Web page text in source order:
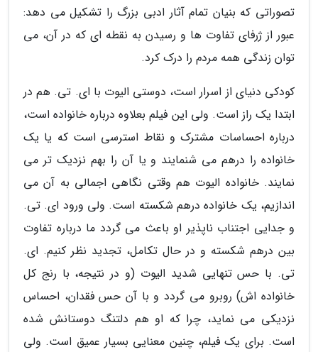
تصوراتی که بنیان تمام آثار ادبی بزرگ را تشکیل می دهد:
عبور از ژرفای تفاوت ها و رسیدن به نقطه ای که در آن، می
توان زندگی همه مردم را درک کرد.
کودکی دنیای از اسرار است، دوستی الیوت با ای. تی. هم در
ابتدا یک راز است. ولی این فیلم بعلاوه درباره خانواده است،
درباره احساسات مشترک و نقاط استرسی است که یا یک
خانواده را درهم می شنمایند و یا آن را بهم نزدیک تر می
نمایند. خانواده الیوت هم وقتی نگاهی اجمالی به آن می
اندازیم، یک خانواده درهم شکسته است. ولی ورود ای. تی.
و جدایی اجتناب ناپذیر او باعث می گردد ما درباره تفاوت
بین درهم شکسته و در حال تکامل، تجدید نظر کنیم. ای.
تی. با حس تنهایی شدید الیوت (و در نتیجه، با رنج کل
خانواده اش) روبرو می گردد و با آن حس فقدان، احساس
نزدیکی می نماید، چرا که او هم دلتنگ دوستانش شده
است. برای یک فیلم، چنین معنایی بسیار عمیق است. ولی